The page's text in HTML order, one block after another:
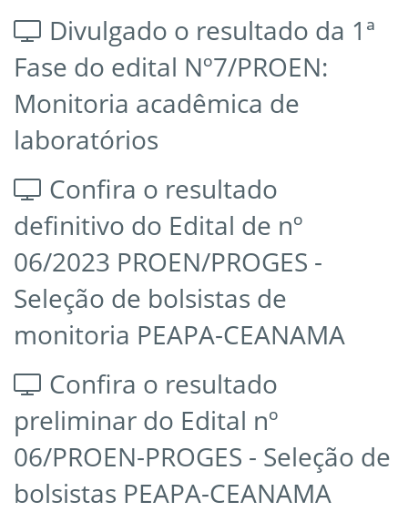
Divulgado o resultado da 1ª
Fase do edital Nº7/PROEN:
Monitoria acadêmica de
laboratórios
Confira o resultado
definitivo do Edital de nº
06/2023 PROEN/PROGES -
Seleção de bolsistas de
monitoria PEAPA-CEANAMA
Confira o resultado
preliminar do Edital nº
06/PROEN-PROGES - Seleção de
bolsistas PEAPA-CEANAMA